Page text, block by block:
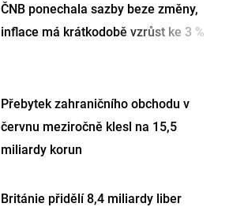
ČNB ponechala sazby beze změny,
inflace má krátkodobě vzrůst ke 3 %
Přebytek zahraničního obchodu v
červnu meziročně klesl na 15,5
miliardy korun
Británie přidělí 8,4 miliardy liber